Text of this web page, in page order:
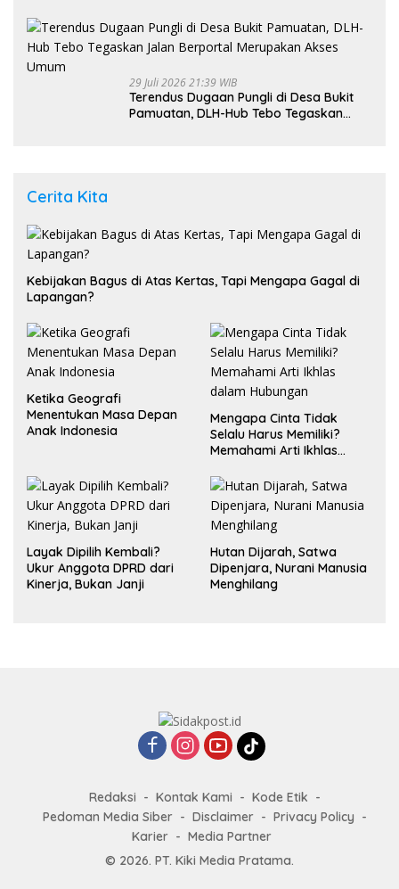
29 Juli 2026 21:39 WIB
Terendus Dugaan Pungli di Desa Bukit
Pamuatan, DLH-Hub Tebo Tegaskan
Cerita Kita
Kebijakan Bagus di Atas Kertas, Tapi Mengapa Gagal di
Lapangan?
Ketika Geografi
Menentukan Masa Depan
Anak Indonesia
Mengapa Cinta Tidak
Selalu Harus Memiliki?
Memahami Arti Ikhlas
Layak Dipilih Kembali?
Ukur Anggota DPRD dari
Kinerja, Bukan Janji
Hutan Dijarah, Satwa
Dipenjara, Nurani Manusia
Menghilang
Redaksi Kontak Kami
Kode Etik
Pedoman Media Siber
Disclaimer
Privacy Policy
Karier
Media Partner
© 2026. PT. Kiki Media Pratama.